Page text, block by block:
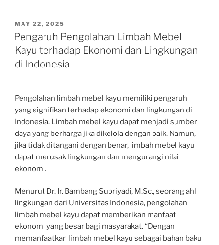
POSTED
ON
MAY 22, 2025
Pengaruh Pengolahan Limbah Mebel
Kayu terhadap Ekonomi dan Lingkungan
di Indonesia
Pengolahan limbah mebel kayu memiliki pengaruh
yang signifikan terhadap ekonomi dan lingkungan di
Indonesia. Limbah mebel kayu dapat menjadi sumber
daya yang berharga jika dikelola dengan baik. Namun,
jika tidak ditangani dengan benar, limbah mebel kayu
dapat merusak lingkungan dan mengurangi nilai
ekonomi.
Menurut Dr. Ir. Bambang Supriyadi, M.Sc., seorang ahli
lingkungan dari Universitas Indonesia, pengolahan
limbah mebel kayu dapat memberikan manfaat
ekonomi yang besar bagi masyarakat. “Dengan
memanfaatkan limbah mebel kayu sebagai bahan baku